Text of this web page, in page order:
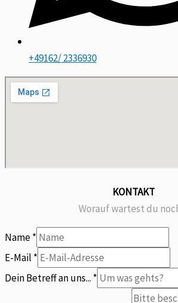
+49162/ 2336930
KONTAKT
Worauf wartest du
Name*
uns
Du
E-Mail *
Dein Betreff an uns... *